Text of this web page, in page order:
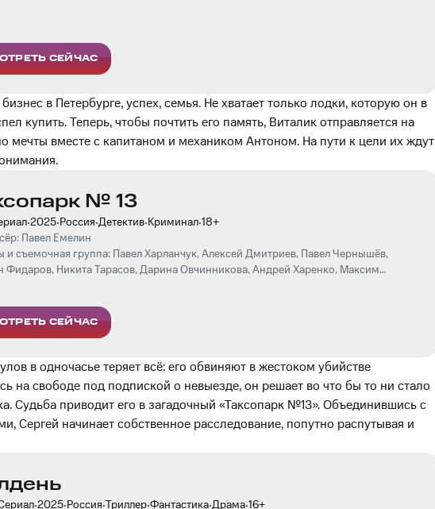
СЕЙЧАС
в Петербурге, успех, семья. Не хватает только лодки, которую он в
купить. Теперь, чтобы почтить его память, Виталик отправляется на
мечты вместе с капитаном и механиком Антоном. На пути к цели их ждут
№ 13
·2025·Россия·Детектив·Криминал·18+
Павел Емелин
и съемочная группа: Павел Харланчук,Алексей Дмитриев, Павел Чернышёв,
Фидаров, Никита Тарасов,Дарина Овчинникова,Андрей Харенко, Максим
СЕЙЧАС
в одночасье теряет всё: его обвиняют в жестоком убийстве
на свободе под подпиской о невыезде, он решает во что бы то ни стало
Судьба приводит его в загадочный «Таксопарк №13». Объединившись с
Сергей начинает собственное расследование, попутно распутывая и
·2025·Россия·Триллер·Фантастика·Драма·16+